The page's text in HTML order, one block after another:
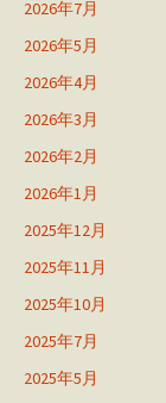
2026年7月
2026年5月
2026年4月
2026年3月
2026年2月
2026年1月
2025年12月
2025年11月
2025年10月
2025年7月
2025年5月